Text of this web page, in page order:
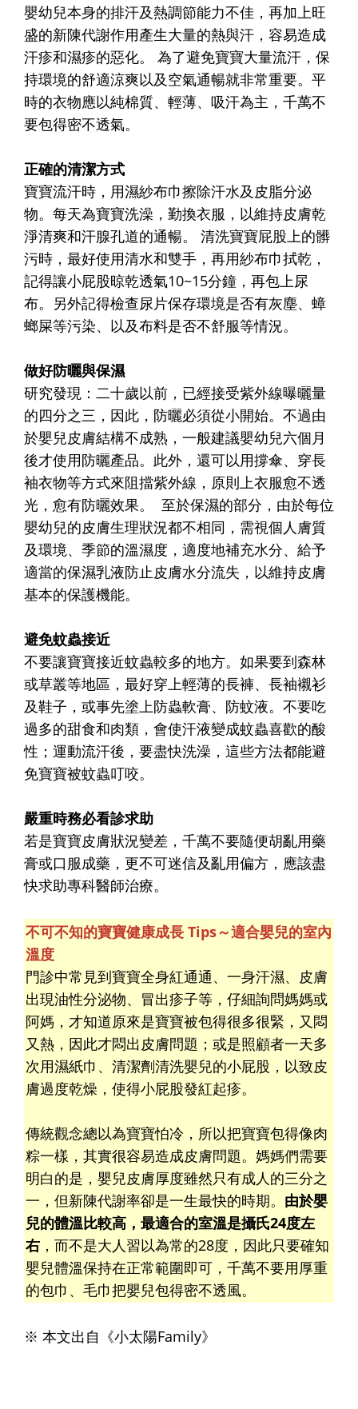
嬰幼兒本身的排汗及熱調節能力不佳，再加上旺
盛的新陳代謝作用產生大量的熱與汗，容易造成
汗疹和濕疹的惡化。 為了避免寶寶大量流汗，保
持環境的舒適涼爽以及空氣通暢就非常重要。平
時的衣物應以純棉質、輕薄、吸汗為主，千萬不
要包得密不透氣。
正確的清潔方式
寶寶流汗時，用濕紗布巾擦除汗水及皮脂分泌
物。每天為寶寶洗澡，勤換衣服，以維持皮膚乾
淨清爽和汗腺孔道的通暢。 清洗寶寶屁股上的髒
污時，最好使用清水和雙手，再用紗布巾拭乾，
記得讓小屁股晾乾透氣10~15分鐘，再包上尿
布。另外記得檢查尿片保存環境是否有灰塵、蟑
螂屎等污染、以及布料是否不舒服等情況。
做好防曬與保濕
研究發現：二十歲以前，已經接受紫外線曝曬量
的四分之三，因此，防曬必須從小開始。不過由
於嬰兒皮膚結構不成熟，一般建議嬰幼兒六個月
後才使用防曬產品。此外，還可以用撐傘、穿長
袖衣物等方式來阻擋紫外線，原則上衣服愈不透
光，愈有防曬效果。 至於保濕的部分，由於每位
嬰幼兒的皮膚生理狀況都不相同，需視個人膚質
及環境、季節的溫濕度，適度地補充水分、給予
適當的保濕乳液防止皮膚水分流失，以維持皮膚
基本的保護機能。
避免蚊蟲接近
不要讓寶寶接近蚊蟲較多的地方。如果要到森林
或草叢等地區，最好穿上輕薄的長褲、長袖襯衫
及鞋子，或事先塗上防蟲軟膏、防蚊液。不要吃
過多的甜食和肉類，會使汗液變成蚊蟲喜歡的酸
性；運動流汗後，要盡快洗澡，這些方法都能避
免寶寶被蚊蟲叮咬。
嚴重時務必看診求助
若是寶寶皮膚狀況變差，千萬不要隨便胡亂用藥
膏或口服成藥，更不可迷信及亂用偏方，應該盡
快求助專科醫師治療。
不可不知的寶寶健康成長 Tips～適合嬰兒的室內
溫度
門診中常見到寶寶全身紅通通、一身汗濕、皮膚
出現油性分泌物、冒出疹子等，仔細詢問媽媽或
阿媽，才知道原來是寶寶被包得很多很緊，又悶
又熱，因此才悶出皮膚問題；或是照顧者一天多
次用濕紙巾、清潔劑清洗嬰兒的小屁股，以致皮
膚過度乾燥，使得小屁股發紅起疹。
傳統觀念總以為寶寶怕冷，所以把寶寶包得像肉
粽一樣，其實很容易造成皮膚問題。媽媽們需要
明白的是，嬰兒皮膚厚度雖然只有成人的三分之
一，但新陳代謝率卻是一生最快的時期。 由於嬰
兒的體溫比較高，最適合的室溫是攝氏24度左
右 ，而不是大人習以為常的28度，因此只要確知
嬰兒體溫保持在正常範圍即可，千萬不要用厚重
的包巾、毛巾把嬰兒包得密不透風。
※ 本文出自《小太陽Family》